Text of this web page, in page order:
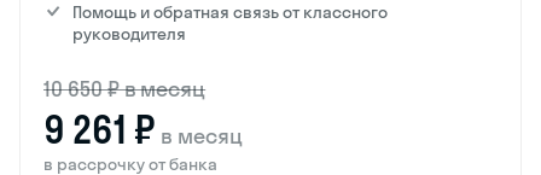
Помощь и обратная связь от классного
руководителя
10 650 ₽ в месяц
9 261 ₽ в месяц
в рассрочку от банка